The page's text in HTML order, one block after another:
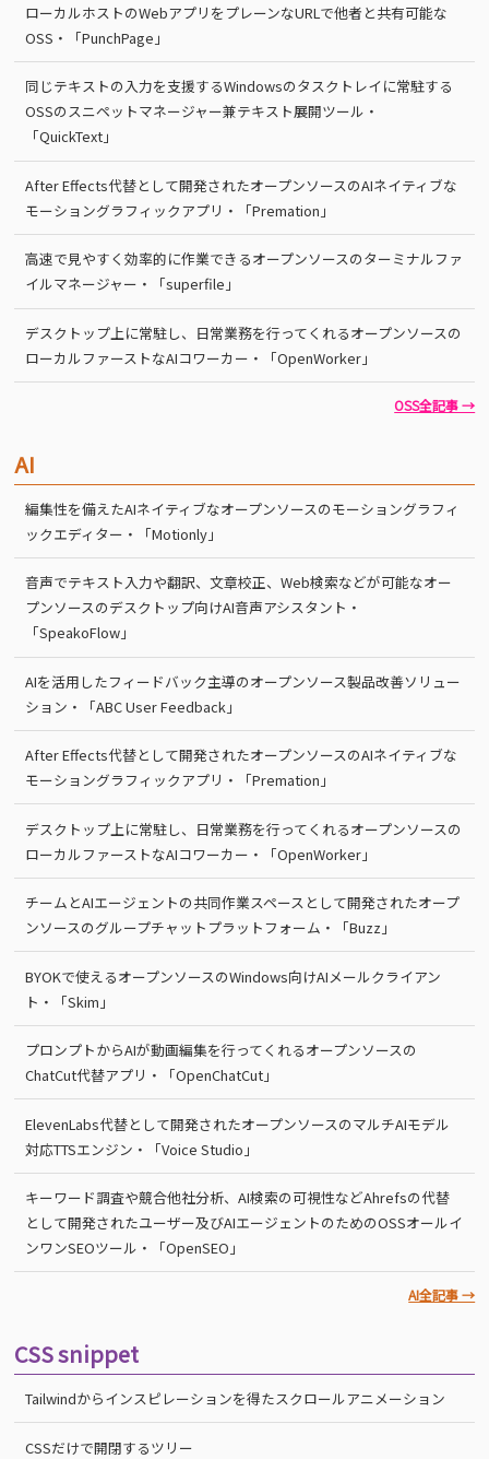
ローカルホストのWebアプリをプレーンなURLで他者と共有可能な
OSS・「PunchPage」
同じテキストの入力を支援するWindowsのタスクトレイに常駐する
OSSのスニペットマネージャー兼テキスト展開ツール・
「QuickText」
After Effects代替として開発されたオープンソースのAIネイティブな
モーショングラフィックアプリ・「Premation」
高速で見やすく効率的に作業できるオープンソースのターミナルファ
イルマネージャー・「superfile」
デスクトップ上に常駐し、日常業務を行ってくれるオープンソースの
ローカルファーストなAIコワーカー・「OpenWorker」
OSS全記事 →
AI
編集性を備えたAIネイティブなオープンソースのモーショングラフィ
ックエディター・「Motionly」
音声でテキスト入力や翻訳、文章校正、Web検索などが可能なオー
プンソースのデスクトップ向けAI音声アシスタント・
「SpeakoFlow」
AIを活用したフィードバック主導のオープンソース製品改善ソリュー
ション・「ABC User Feedback」
After Effects代替として開発されたオープンソースのAIネイティブな
モーショングラフィックアプリ・「Premation」
デスクトップ上に常駐し、日常業務を行ってくれるオープンソースの
ローカルファーストなAIコワーカー・「OpenWorker」
チームとAIエージェントの共同作業スペースとして開発されたオープ
ンソースのグループチャットプラットフォーム・「Buzz」
BYOKで使えるオープンソースのWindows向けAIメールクライアン
ト・「Skim」
プロンプトからAIが動画編集を行ってくれるオープンソースの
ChatCut代替アプリ・「OpenChatCut」
ElevenLabs代替として開発されたオープンソースのマルチAIモデル
対応TTSエンジン・「Voice Studio」
キーワード調査や競合他社分析、AI検索の可視性などAhrefsの代替
として開発されたユーザー及びAIエージェントのためのOSSオールイ
ンワンSEOツール・「OpenSEO」
AI全記事 →
CSS snippet
Tailwindからインスピレーションを得たスクロールアニメーション
CSSだけで開閉するツリー